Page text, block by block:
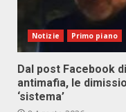
Notizie Primo piano
Dal post Facebook
antimafia, le
‘sistema’